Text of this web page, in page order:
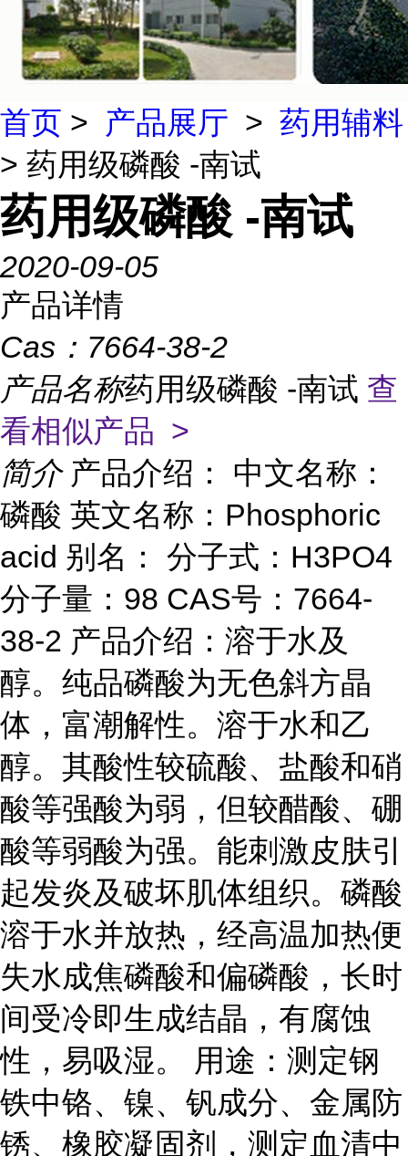
首页 > 产品展厅 > 药用辅料
> 药用级磷酸 -南试
药用级磷酸 -南试
2020-09-05
产品详情
Cas： 7664-38-2
产品名称药用级磷酸 -南试 查
看相似产品 >
简介 产品介绍： 中文名称：
磷酸 英文名称：Phosphoric
acid 别名： 分子式：H3PO4
分子量：98 CAS号：7664-
38-2 产品介绍：溶于水及
醇。纯品磷酸为无色斜方晶
体，富潮解性。溶于水和乙
醇。其酸性较硫酸、盐酸和硝
酸等强酸为弱，但较醋酸、硼
酸等弱酸为强。能刺激皮肤引
起发炎及破坏肌体组织。磷酸
溶于水并放热，经高温加热便
失水成焦磷酸和偏磷酸，长时
间受冷即生成结晶，有腐蚀
性，易吸湿。 用途：测定钢
铁中铬、镍、钒成分、金属防
锈、橡胶凝固剂，测定血清中